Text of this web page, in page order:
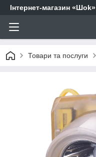
Інтернет-магазин «Шоk»
Товари та послуги